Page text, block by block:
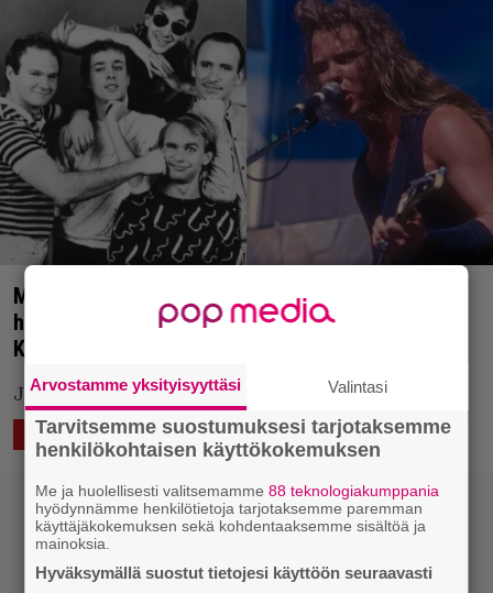
Mitä tapahtuu, kun Men At Workin Down Under -
hitti yhdistetään Metallica-klassikon kanssa?
Kuuntele nerokas ja taidokas mashup!
Jälleen yksi nerokas taidonnäyte Bill McClintockilta!
KEVENNYSTÄ 14.11.2022 16:27 Vesa Siltanen
Arvostamme yksityisyyttäsi Valintasi
Tarvitsemme suostumuksesi tarjotaksemme
henkilökohtaisen käyttökokemuksen
Me ja huolellisesti valitsemamme88 teknologiakumppania
hyödynnämme henkilötietoja tarjotaksemme paremman
käyttäjäkokemuksen sekä kohdentaaksemme sisältöä ja
mainoksia.
Hyväksymällä suostut tietojesi käyttöön seuraavasti